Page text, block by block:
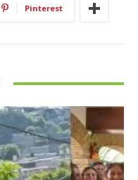
Pinterest